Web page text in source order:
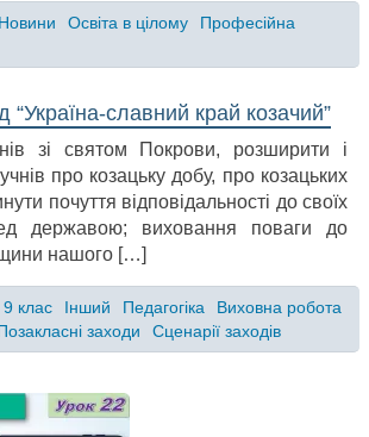
Новини Освіта в цілому
Професійна
“Україна-славний край козачий”
зі святом Покрови, розширити і
про козацьку добу, про козацьких
почуття відповідальності до своїх
державою; виховання поваги до
нашого […]
9 клас Інший Педагогіка
Виховна робота
заходи Сценарії заходів